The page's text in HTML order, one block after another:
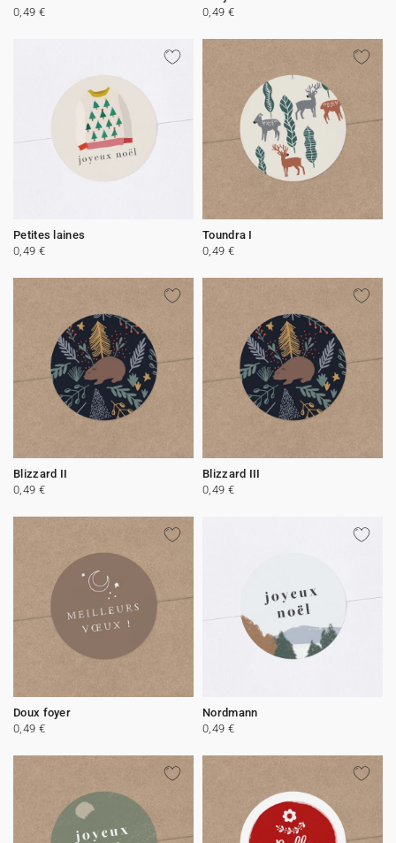
0,49 €
0,49 €
Petites laines
0,49 €
Toundra I
0,49 €
Blizzard II
0,49 €
Blizzard III
0,49 €
Doux foyer
0,49 €
Nordmann
0,49 €